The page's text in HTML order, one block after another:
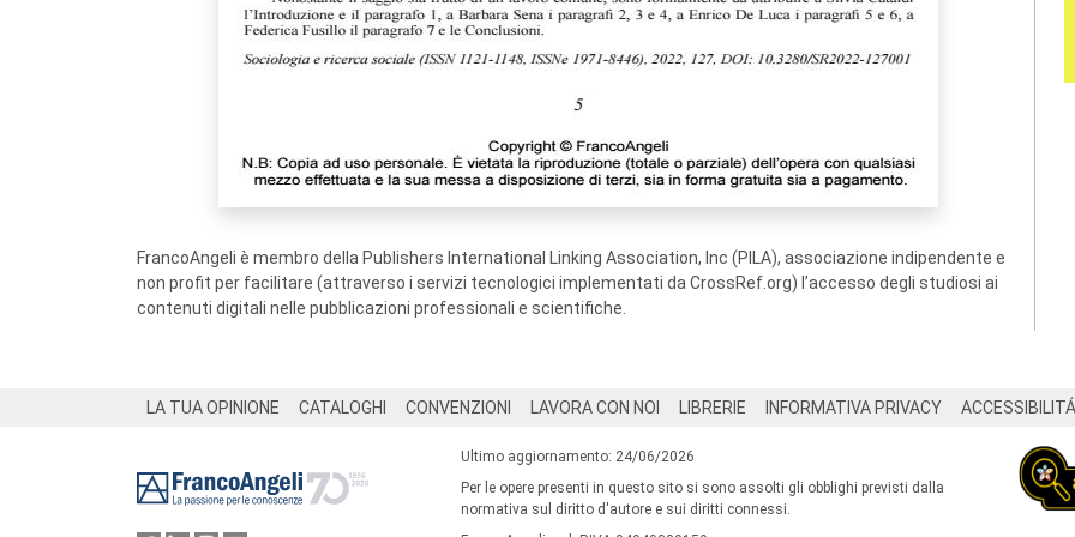
FrancoAngeli è membro della Publishers International Linking Association, Inc (PILA), associazione indipendente e
non profit per facilitare (attraverso i servizi tecnologici implementati da CrossRef.org) l’accesso degli studiosi ai
contenuti digitali nelle pubblicazioni professionali e scientifiche.
LA TUA OPINIONE CATALOGHI CONVENZIONI LAVORA CON NOI LIBRERIE INFORMATIVA PRIVACY ACCESSIBILITÁ
Ultimo aggiornamento: 24/06/2026
Per le opere presenti in questo sito si sono assolti gli obblighi previsti dalla
normativa sul diritto d'autore e sui diritti connessi.